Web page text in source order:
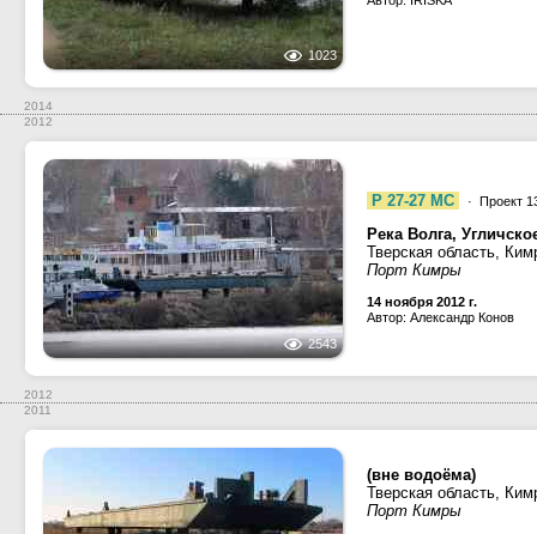
1023
2014
2012
2543
Р 27-27 МС · Проект
Река Волга,
Тверская область,
Порт Кимры
14 ноября 2012 г.
Автор: Александр Конов
2012
2011
(вне водоёма)
Тверская область,
Порт Кимры